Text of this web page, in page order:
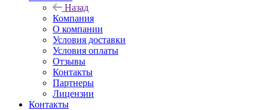
Назад
Компания
О компании
Условия доставки
Условия оплаты
Отзывы
Контакты
Партнеры
Лицензии
Контакты